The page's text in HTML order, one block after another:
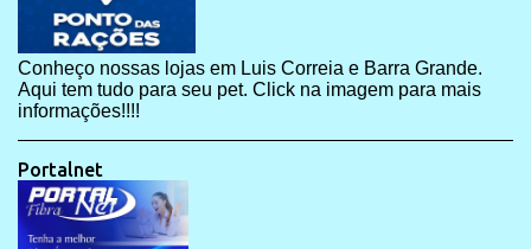
Conheço nossas lojas em Luis Correia e Barra Grande.
Aqui tem tudo para seu pet. Click na imagem para mais
informações!!!!
Portalnet